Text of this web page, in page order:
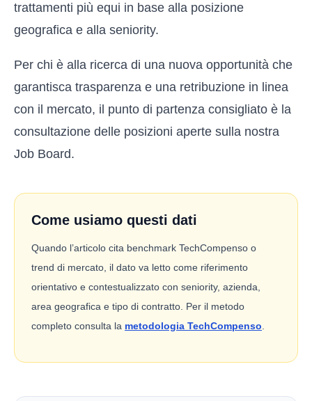
trattamenti più equi in base alla posizione
geografica e alla seniority.
Per chi è alla ricerca di una nuova opportunità che
garantisca trasparenza e una retribuzione in linea
con il mercato, il punto di partenza consigliato è la
consultazione delle posizioni aperte sulla nostra
Job Board.
Come usiamo questi dati
Quando l’articolo cita benchmark TechCompenso o
trend di mercato, il dato va letto come riferimento
orientativo e contestualizzato con seniority, azienda,
area geografica e tipo di contratto. Per il metodo
completo consulta la metodologia TechCompenso